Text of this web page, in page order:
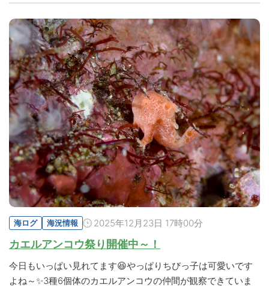
海ログ 海況情報 2025年12月23日 17時00分
カエルアンコウ祭り開催中～！
今日もいっぱい見れてます😆やっぱりちびっ子は可愛いです
よね～✨3種6個体のカエルアンコウの仲間が観察できていま